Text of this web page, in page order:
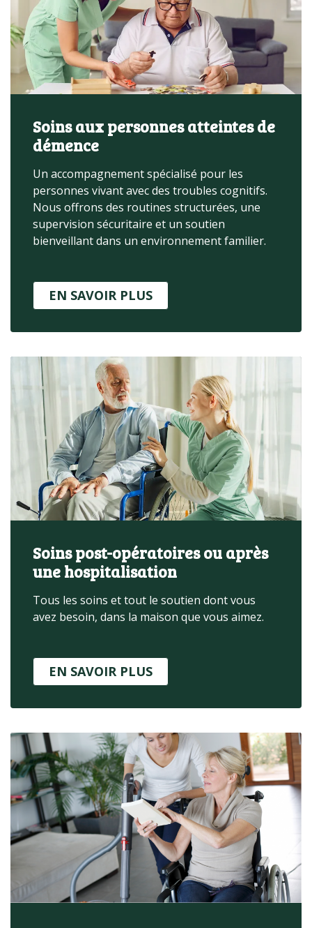
Soins aux personnes atteintes de
démence
Un accompagnement spécialisé pour les
personnes vivant avec des troubles cognitifs.
Nous offrons des routines structurées, une
supervision sécuritaire et un soutien
bienveillant dans un environnement familier.
EN SAVOIR PLUS
Soins post-opératoires ou après
une hospitalisation
Tous les soins et tout le soutien dont vous
avez besoin, dans la maison que vous aimez.
EN SAVOIR PLUS